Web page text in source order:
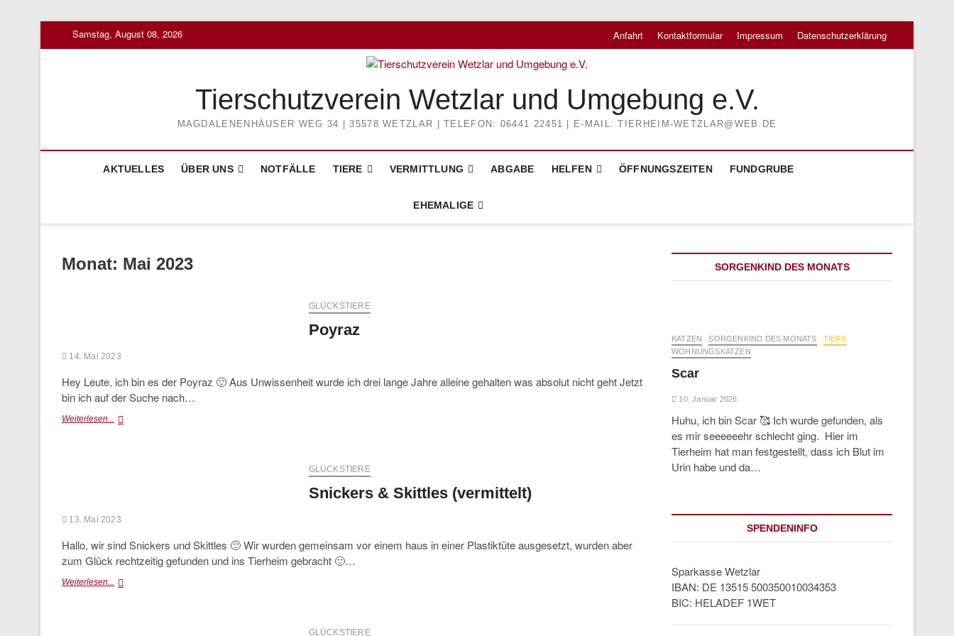
Samstag, August 08, 2026 Anfahrt Kontaktformular Impressum Datenschutzerklärung
Tierschutzverein Wetzlar und Umgebung e.V.
MAGDALENENHÄUSER WEG 34 | 35578 WETZLAR | TELEFON: 06441 22451 | E-MAIL: TIERHEIM-WETZLAR@WEB.DE
AKTUELLES ÜBER UNS NOTFÄLLE TIERE VERMITTLUNG ABGABE HELFEN ÖFFNUNGSZEITEN FUNDGRUBE
EHEMALIGE
Monat: Mai 2023
GLÜCKSTIERE
Poyraz
14. Mai 2023
Hey Leute, ich bin es der Poyraz 🙂 Aus Unwissenheit wurde ich drei lange Jahre alleine gehalten was absolut nicht geht Jetzt
bin ich auf der Suche nach…
Weiterlesen... Poyraz
GLÜCKSTIERE
Snickers & Skittles (vermittelt)
13. Mai 2023
Hallo, wir sind Snickers und Skittles 🙂 Wir wurden gemeinsam vor einem haus in einer Plastiktüte ausgesetzt, wurden aber
zum Glück rechtzeitig gefunden und ins Tierheim gebracht 🙂…
Weiterlesen... Snickers
GLÜCKSTIERE
SORGENKIND DES MONATS
KATZEN SORGENKIND DES MONATS
TIERE
WOHNUNGSKATZEN
Scar
10. Januar 2026
Huhu, ich bin Scar 🥰 Ich wurde gefunden, als
es mir seeeeeehr schlecht ging. Hier im
Tierheim hat man festgestellt, dass ich Blut im
Urin habe und da…
SPENDENINFO
Sparkasse Wetzlar
IBAN: DE 13515 500350010034353
BIC: HELADEF 1WET